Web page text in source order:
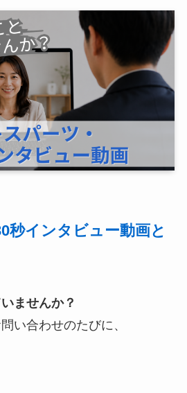
秒インタビュー動画と
ませんか？
い合わせのたびに、